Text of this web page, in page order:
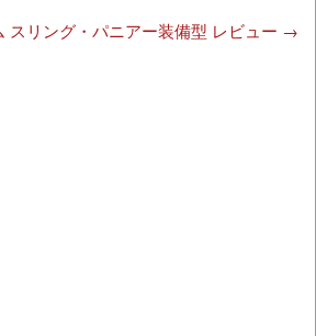
スリング・パニアー装備型 レビュー →